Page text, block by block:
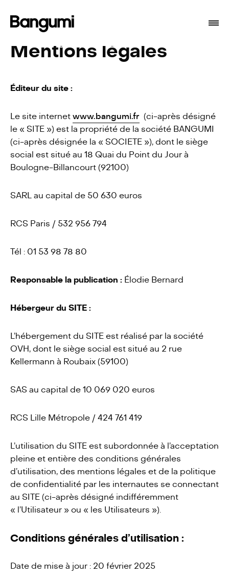
Programmes
À propos
Branding
Contact
Mentions légales
Éditeur du site :
Le site internet www.bangumi.fr (ci-après désigné
le « SITE ») est la propriété de la société BANGUMI
(ci-après désignée la « SOCIETE »), dont le siège
social est situé au 18 Quai du Point du Jour à
Boulogne-Billancourt (92100)
SARL au capital de 50 630 euros
RCS Paris / 532 956 794
Tél : 01 53 98 78 80
Responsable la publication : Élodie Bernard
Hébergeur du SITE :
L’hébergement du SITE est réalisé par la société
OVH, dont le siège social est situé au 2 rue
Kellermann à Roubaix (59100)
SAS au capital de 10 069 020 euros
RCS Lille Métropole / 424 761 419
L’utilisation du SITE est subordonnée à l’acceptation
pleine et entière des conditions générales
d’utilisation, des mentions légales et de la politique
de confidentialité par les internautes se connectant
au SITE (ci-après désigné indifféremment
« l’Utilisateur » ou « les Utilisateurs »).
Conditions générales d’utilisation :
Date de mise à jour : 20 février 2025